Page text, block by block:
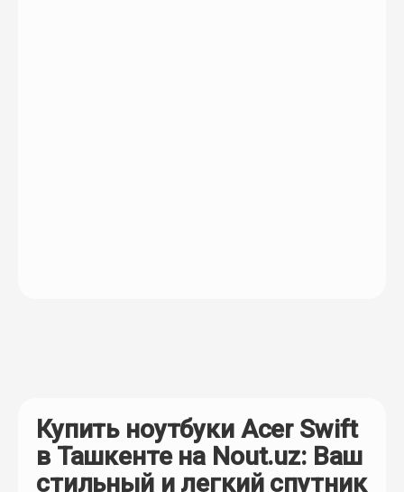
Купить ноутбуки Acer Swift
в Ташкенте на Nout.uz: Ваш
стильный и легкий спутник